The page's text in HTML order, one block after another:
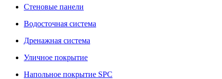
Стеновые панели
Водосточная система
Дренажная система
Уличное покрытие
Напольное покрытие SPC